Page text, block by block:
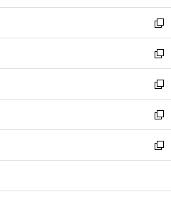
開
く
ウ
で
開
く
ン
ド
ウ
で
開
く
ウ
ィ
ン
ド
ウ
で
開
く
新
し
い
ウ
ィ
ン
ド
ウ
で
開
新
し
い
ウ
ィ
ン
ド
ウ
開
新
し
い
ウ
ィ
ン
ウ
新
し
い
ウ
ン
新
し
ウ